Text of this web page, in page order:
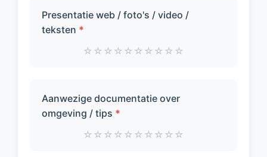
Presentatie web / foto's / video /
teksten *
☆ ☆ ☆ ☆ ☆ ☆ ☆ ☆ ☆ ☆
Aanwezige documentatie over
omgeving / tips *
☆ ☆ ☆ ☆ ☆ ☆ ☆ ☆ ☆ ☆